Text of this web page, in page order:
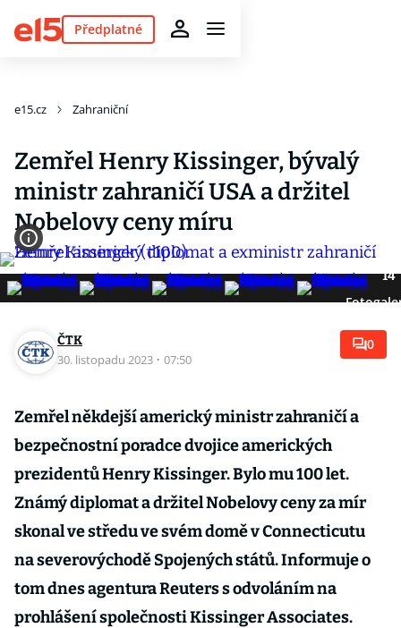
Předplatné
e15.cz Zahraniční
Zemřel Henry Kissinger, bývalý
ministr zahraničí USA a držitel
Nobelovy ceny míru
14
ČTK
30. listopadu 2023 · 07:50
0
Zemřel někdejší americký ministr zahraničí a
bezpečnostní poradce dvojice amerických
prezidentů Henry Kissinger. Bylo mu 100 let.
Známý diplomat a držitel Nobelovy ceny za mír
skonal ve středu ve svém domě v Connecticutu
na severovýchodě Spojených států. Informuje o
tom dnes agentura Reuters s odvoláním na
prohlášení společnosti Kissinger Associates.